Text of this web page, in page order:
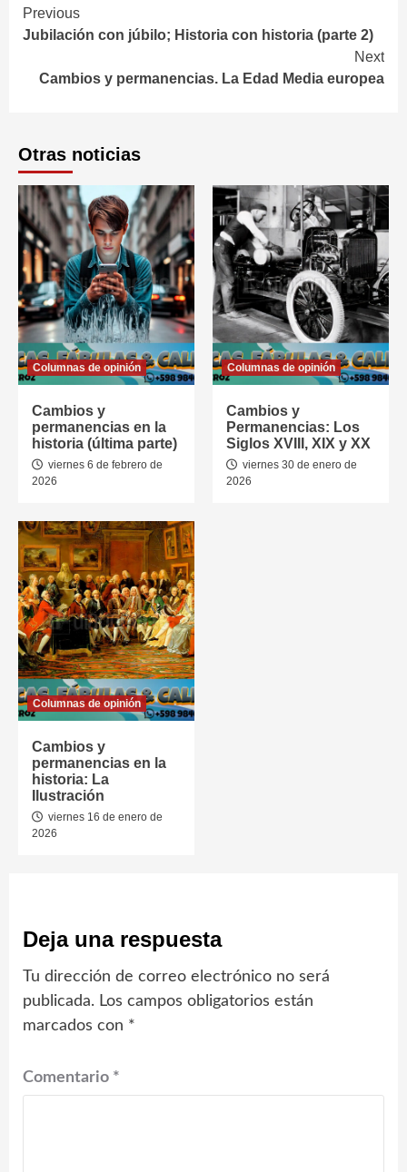
Continue
Reading
Previous
Jubilación con júbilo; Historia con historia (parte 2)
Next
Cambios y permanencias. La Edad Media europea
Otras noticias
Columnas de opinión
Cambios y
permanencias en la
historia (última parte)
viernes 6 de febrero de
2026
Columnas de opinión
Cambios y
Permanencias: Los
Siglos XVIII, XIX y XX
viernes 30 de enero de
2026
Columnas de opinión
Cambios y
permanencias en la
historia: La
Ilustración
viernes 16 de enero de
2026
Deja una respuesta
Tu dirección de correo electrónico no será
publicada. Los campos obligatorios están
marcados con *
Comentario *